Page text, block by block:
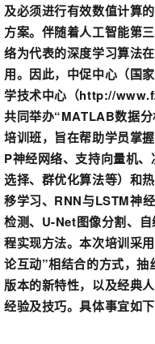
及必须进行有效数值计算
方案。伴随着人工智能第
络为代表的深度学习算法
用。因此，中促中心（国
学技术中心（http://
共同举办“MATLAB数据
培训班，旨在帮助学员掌
P神经网络、支持向量机
选择、群优化算法等）和
移学习、RNN与LSTM神
检测、U-Net图像分割、
程实现方法。本次培训采
论互动”相结合的方式，
版本的新特性，以及经典
经验及技巧。具体事宜如下